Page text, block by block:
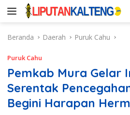
Langsung
Beranda
Daerah Puruk Cahu
Puruk Cahu
Pemkab Mura Gelar
Serentak
Begini Harapan